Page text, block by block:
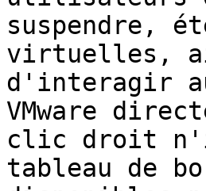
suspendre,
virtuelles,
d'interagir
VMware
clic droit
tableau de